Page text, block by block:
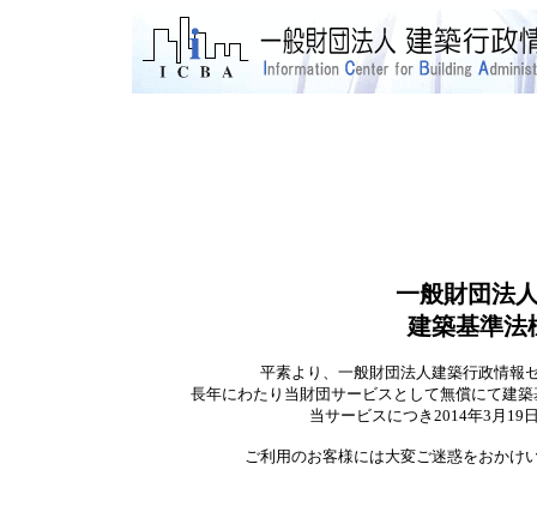
一般財団法
建築基準法
平素より、一般財団法人建築行政情報
長年にわたり当財団サービスとして無償にて建
当サービスにつき2014年3月19
ご利用のお客様には大変ご迷惑をおかけ